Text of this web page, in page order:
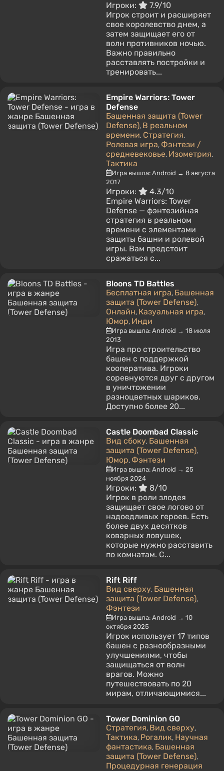
Игроки:
7.9/10
Игрок строит и расширяет
свое королевство днем, а
затем защищает его от
волн противников ночью.
Важно правильно
расставлять постройки и
тренировать...
Empire Warriors: Tower
Defense
Башенная защита (Tower
Defense), В реальном
времени, Стратегия,
Ролевая игра, Фэнтези /
средневековье, Изометрия,
Тактика
Игра вышла: Android → 8 августа
2017
Игроки:
4.3/10
Empire Warriors: Tower
Defense — фэнтезийная
стратегия в реальном
времени с элементами
защиты башни и ролевой
игры. Вам предстоит
сражаться с...
Bloons TD Battles
Бесплатная игра, Башенная
защита (Tower Defense),
Онлайн, Казуальная игра,
Юмор, Инди
Игра вышла: Android → 18 июля
2013
Игра про строительство
башен с поддержкой
кооператива. Игроки
соревнуются друг с другом
в уничтожении
разноцветных шариков.
Доступно более 20...
Castle Doombad Classic
Вид сбоку, Башенная
защита (Tower Defense),
Юмор, Фэнтези
Игра вышла: Android → 25
ноября 2024
Игроки:
8/10
Игрок в роли злодея
защищает свое логово от
надоедливых героев. Есть
более двух десятков
коварных ловушек,
которые нужно расставить
по комнатам. С...
Rift Riff
Вид сверху, Башенная
защита (Tower Defense),
Фэнтези
Игра вышла: Android → 10
октября 2025
Игрок использует 17 типов
башен с разнообразными
улучшениями, чтобы
защищаться от волн
врагов. Можно
путешествовать по 20
мирам, отличающимися...
Tower Dominion GO
Стратегия, Вид сверху,
Тактика, Рогалик, Научная
фантастика, Башенная
защита (Tower Defense),
Процедурная генерация